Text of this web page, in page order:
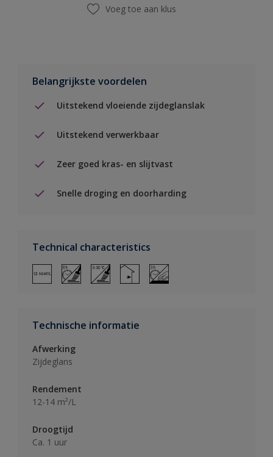
Voeg toe aan klus
Belangrijkste voordelen
Uitstekend vloeiende zijdeglanslak
Uitstekend verwerkbaar
Zeer goed kras- en slijtvast
Snelle droging en doorharding
Technical characteristics
Technische informatie
Afwerking
Zijdeglans
Rendement
12-14 m²/L
Droogtijd
Ca. 1 uur